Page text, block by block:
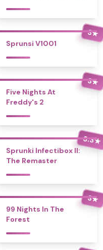
3★
Sprunsi V1001
3★
Five Nights At
Freddy's 2
3.3★
Sprunki Infectibox II:
The Remaster
3★
99 Nights In The
Forest